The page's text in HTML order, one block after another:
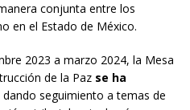
conjunta entre los
en el Estado de México.
2023 a marzo 2024, la Mesa
de la Paz se ha
dando seguimiento a temas de